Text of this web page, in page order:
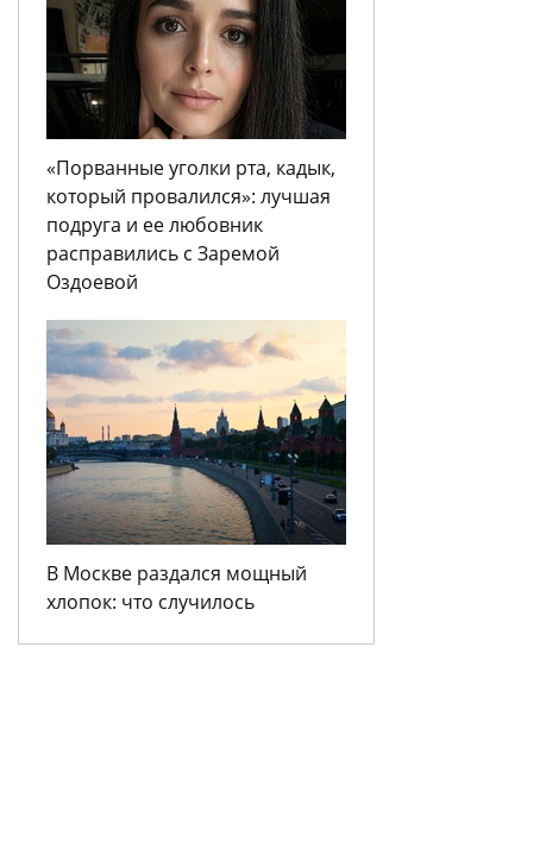
«Порванные уголки рта, кадык,
который провалился»: лучшая
подруга и ее любовник
расправились с Заремой
Оздоевой
В Москве раздался мощный
хлопок: что случилось